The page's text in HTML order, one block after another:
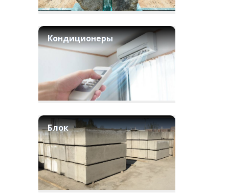
Кондиционеры
Блок